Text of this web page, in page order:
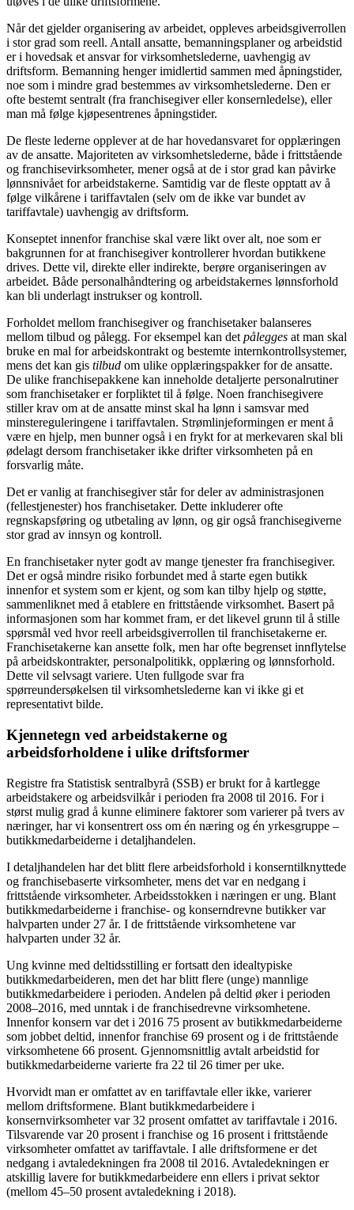
Når det gjelder organisering av arbeidet, oppleves arbeidsgiverrollen
i stor grad som reell. Antall ansatte, bemanningsplaner og arbeidstid
er i hovedsak et ansvar for virksomhetslederne, uavhengig av
driftsform. Bemanning henger imidlertid sammen med åpningstider,
noe som i mindre grad bestemmes av virksomhetslederne. Den er
ofte bestemt sentralt (fra franchisegiver eller konsernledelse), eller
man må følge kjøpesentrenes åpningstider.
De fleste lederne opplever at de har hovedansvaret for opplæringen
av de ansatte. Majoriteten av virksomhetslederne, både i frittstående
og franchisevirksomheter, mener også at de i stor grad kan påvirke
lønnsnivået for arbeidstakerne. Samtidig var de fleste opptatt av å
følge vilkårene i tariffavtalen (selv om de ikke var bundet av
tariffavtale) uavhengig av driftsform.
Konseptet innenfor franchise skal være likt over alt, noe som er
bakgrunnen for at franchisegiver kontrollerer hvordan butikkene
drives. Dette vil, direkte eller indirekte, berøre organiseringen av
arbeidet. Både personalhåndtering og arbeidstakernes lønnsforhold
kan bli underlagt instrukser og kontroll.
Forholdet mellom franchisegiver og franchisetaker balanseres
mellom tilbud og pålegg. For eksempel kan det pålegges at man skal
bruke en mal for arbeidskontrakt og bestemte internkontrollsystemer,
mens det kan gis tilbud om ulike opplæringspakker for de ansatte.
De ulike franchisepakkene kan inneholde detaljerte personalrutiner
som franchisetaker er forpliktet til å følge. Noen franchisegivere
stiller krav om at de ansatte minst skal ha lønn i samsvar med
minstereguleringene i tariffavtalen. Strømlinjeformingen er ment å
være en hjelp, men bunner også i en frykt for at merkevaren skal bli
ødelagt dersom franchisetaker ikke drifter virksomheten på en
forsvarlig måte.
Det er vanlig at franchisegiver står for deler av administrasjonen
(fellestjenester) hos franchisetaker. Dette inkluderer ofte
regnskapsføring og utbetaling av lønn, og gir også franchisegiverne
stor grad av innsyn og kontroll.
En franchisetaker nyter godt av mange tjenester fra franchisegiver.
Det er også mindre risiko forbundet med å starte egen butikk
innenfor et system som er kjent, og som kan tilby hjelp og støtte,
sammenliknet med å etablere en frittstående virksomhet. Basert på
informasjonen som har kommet fram, er det likevel grunn til å stille
spørsmål ved hvor reell arbeidsgiverrollen til franchisetakerne er.
Franchisetakerne kan ansette folk, men har ofte begrenset innflytelse
på arbeidskontrakter, personalpolitikk, opplæring og lønnsforhold.
Dette vil selvsagt variere. Uten fullgode svar fra
spørreundersøkelsen til virksomhetslederne kan vi ikke gi et
representativt bilde.
Kjennetegn ved arbeidstakerne og
arbeidsforholdene i ulike driftsformer
Registre fra Statistisk sentralbyrå (SSB) er brukt for å kartlegge
arbeidstakere og arbeidsvilkår i perioden fra 2008 til 2016. For i
størst mulig grad å kunne eliminere faktorer som varierer på tvers av
næringer, har vi konsentrert oss om én næring og én yrkesgruppe –
butikkmedarbeiderne i detaljhandelen.
I detaljhandelen har det blitt flere arbeidsforhold i konserntilknyttede
og franchisebaserte virksomheter, mens det var en nedgang i
frittstående virksomheter. Arbeidsstokken i næringen er ung. Blant
butikkmedarbeiderne i franchise- og konserndrevne butikker var
halvparten under 27 år. I de frittstående virksomhetene var
halvparten under 32 år.
Ung kvinne med deltidsstilling er fortsatt den idealtypiske
butikkmedarbeideren, men det har blitt flere (unge) mannlige
butikkmedarbeidere i perioden. Andelen på deltid øker i perioden
2008–2016, med unntak i de franchisedrevne virksomhetene.
Innenfor konsern var det i 2016 75 prosent av butikkmedarbeiderne
som jobbet deltid, innenfor franchise 69 prosent og i de frittstående
virksomhetene 66 prosent. Gjennomsnittlig avtalt arbeidstid for
butikkmedarbeiderne varierte fra 22 til 26 timer per uke.
Hvorvidt man er omfattet av en tariffavtale eller ikke, varierer
mellom driftsformene. Blant butikkmedarbeidere i
konsernvirksomheter var 32 prosent omfattet av tariffavtale i 2016.
Tilsvarende var 20 prosent i franchise og 16 prosent i frittstående
virksomheter omfattet av tariffavtale. I alle driftsformene er det
nedgang i avtaledekningen fra 2008 til 2016. Avtaledekningen er
atskillig lavere for butikkmedarbeidere enn ellers i privat sektor
(mellom 45–50 prosent avtaledekning i 2018).